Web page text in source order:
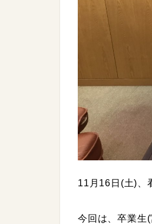
11月16日(土)、
今回は、卒業生